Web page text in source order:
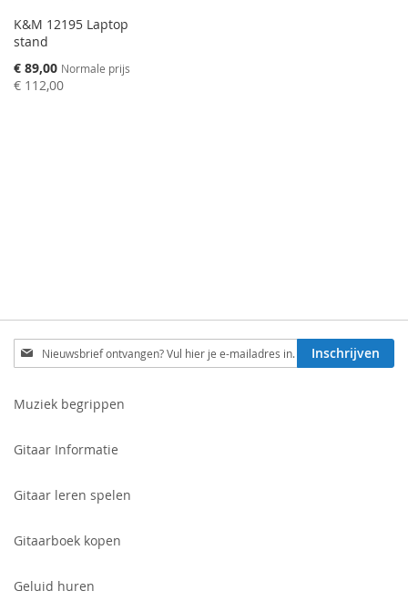
K&M 12195 Laptop
stand
Speciale
prijs
€ 89,00 Normale prijs
€ 112,00
Schrijf
je
voor
Inschrijven
Muziek begrippen
Gitaar Informatie
Gitaar leren spelen
Gitaarboek kopen
Geluid huren